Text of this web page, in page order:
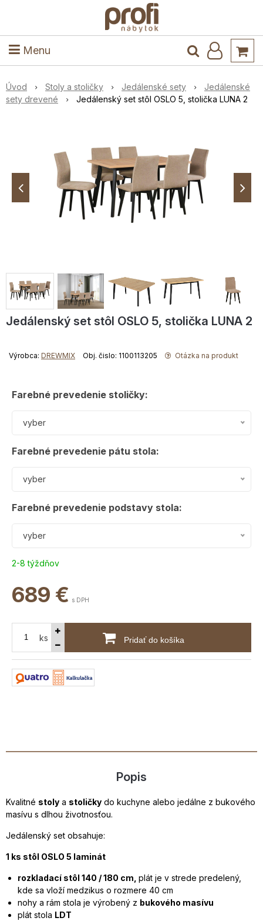
Menu
Kuchyňa a jedáleň
Úvod Stoly a stoličky Jedálenské sety
Jedálenské
sety drevené
Jedálenský set stôl OSLO 5, stolička LUNA 2
Jedálenský set stôl OSLO 5, stolička LUNA 2
Výrobca: DREWMIX Obj. čislo: 1100113205 Otázka na produkt
Farebné prevedenie stoličky:
vyber
Farebné prevedenie pátu stola:
vyber
Farebné prevedenie podstavy stola:
vyber
2-8 týždňov
689 € s DPH
ks Pridať do košíka
Popis
Kvalitné stoly a stoličky do kuchyne alebo jedálne z bukového
masívu s dlhou životnosťou.
Jedálenský set obsahuje:
1 ks stôl OSLO 5 laminát
rozkladací stôl 140 / 180 cm, plát je v strede predelený,
kde sa vloží medzikus o rozmere 40 cm
nohy a rám stola je výrobený z bukového masívu
plát stola LDT